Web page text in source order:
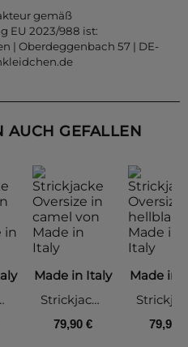
gemäß
EU 2023/988 ist:
| Oberdeggenbach 57 | DE-
AUCH GEFALLEN
wollweiß
Made in Italy
Strickjacke Oversize, camel
79,90 €
Made in
79,90 €